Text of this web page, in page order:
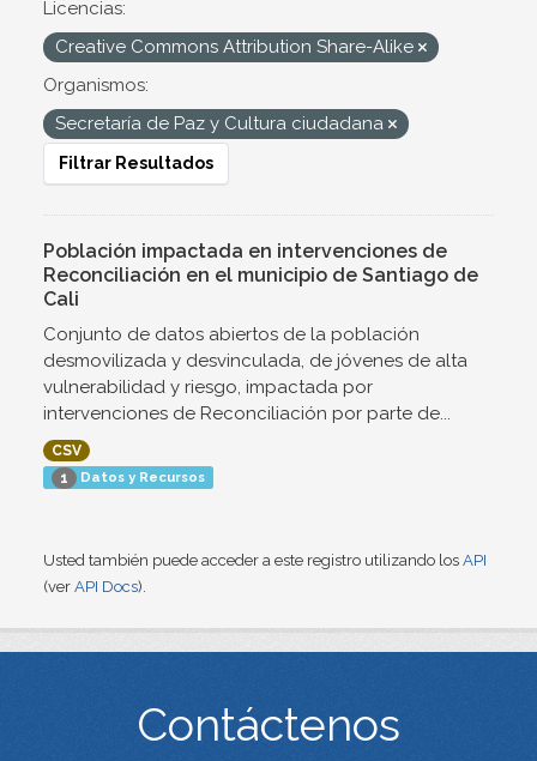
Licencias:
Creative Commons Attribution Share-Alike
Organismos:
Secretaría de Paz y Cultura ciudadana
Filtrar Resultados
Población impactada en intervenciones de
Reconciliación en el municipio de Santiago de
Cali
Conjunto de datos abiertos de la población
desmovilizada y desvinculada, de jóvenes de alta
vulnerabilidad y riesgo, impactada por
intervenciones de Reconciliación por parte de...
CSV
1 Datos y Recursos
Usted también puede acceder a este registro utilizando los API
(ver API Docs).
Contáctenos